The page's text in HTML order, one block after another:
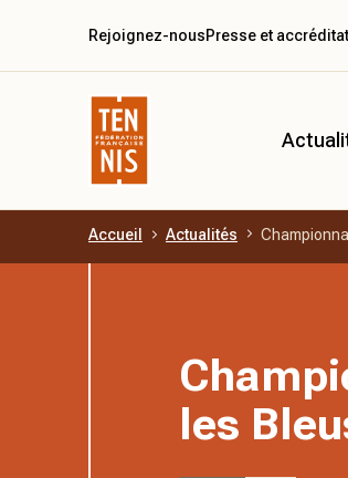
Aller au contenu principal
Rejoignez-nousPresse et
Accueil Actualités
les